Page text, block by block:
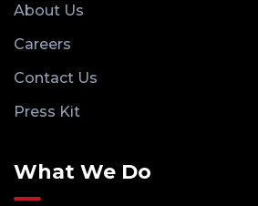
About Us
Careers
Contact Us
Press Kit
What We Do